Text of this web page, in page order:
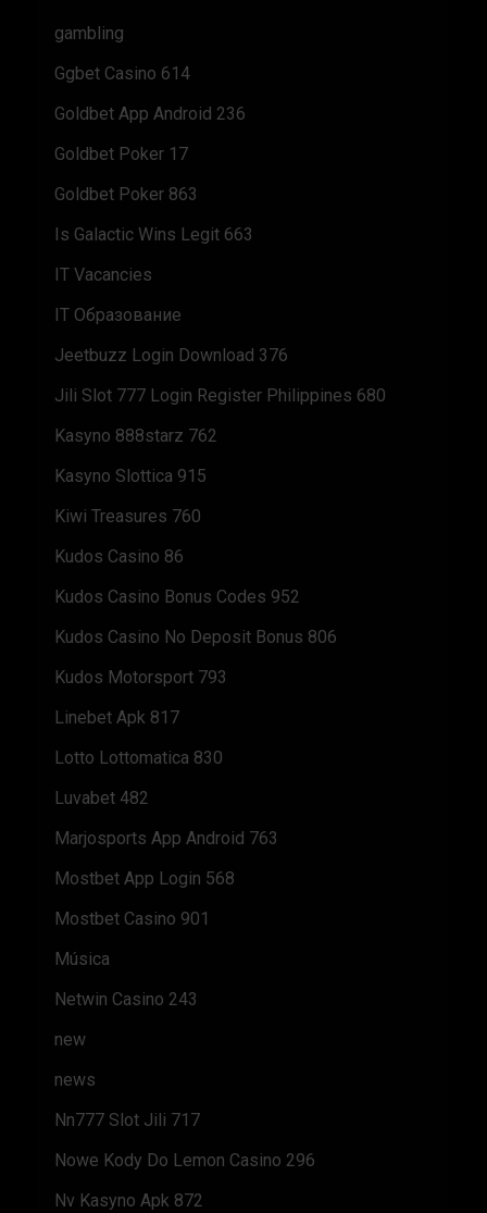
gambling
Ggbet Casino 614
Goldbet App Android 236
Goldbet Poker 17
Goldbet Poker 863
Is Galactic Wins Legit 663
IT Vacancies
IT Образование
Jeetbuzz Login Download 376
Jili Slot 777 Login Register Philippines 680
Kasyno 888starz 762
Kasyno Slottica 915
Kiwi Treasures 760
Kudos Casino 86
Kudos Casino Bonus Codes 952
Kudos Casino No Deposit Bonus 806
Kudos Motorsport 793
Linebet Apk 817
Lotto Lottomatica 830
Luvabet 482
Marjosports App Android 763
Mostbet App Login 568
Mostbet Casino 901
Música
Netwin Casino 243
new
news
Nn777 Slot Jili 717
Nowe Kody Do Lemon Casino 296
Nv Kasyno Apk 872